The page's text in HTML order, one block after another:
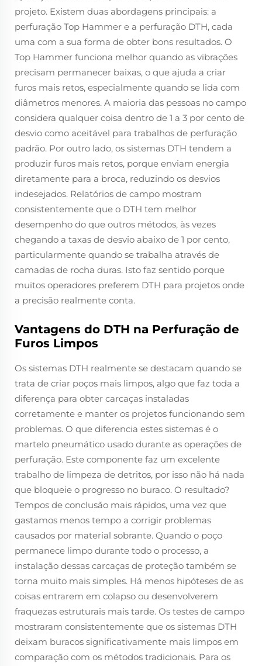
projeto. Existem duas abordagens principais: a
perfuração Top Hammer e a perfuração DTH, cada
uma com a sua forma de obter bons resultados. O
Top Hammer funciona melhor quando as vibrações
precisam permanecer baixas, o que ajuda a criar
furos mais retos, especialmente quando se lida com
diâmetros menores. A maioria das pessoas no campo
considera qualquer coisa dentro de 1 a 3 por cento de
desvio como aceitável para trabalhos de perfuração
padrão. Por outro lado, os sistemas DTH tendem a
produzir furos mais retos, porque enviam energia
diretamente para a broca, reduzindo os desvios
indesejados. Relatórios de campo mostram
consistentemente que o DTH tem melhor
desempenho do que outros métodos, às vezes
chegando a taxas de desvio abaixo de 1 por cento,
particularmente quando se trabalha através de
camadas de rocha duras. Isto faz sentido porque
muitos operadores preferem DTH para projetos onde
a precisão realmente conta.
Vantagens do DTH na Perfuração de
Furos Limpos
Os sistemas DTH realmente se destacam quando se
trata de criar poços mais limpos, algo que faz toda a
diferença para obter carcaças instaladas
corretamente e manter os projetos funcionando sem
problemas. O que diferencia estes sistemas é o
martelo pneumático usado durante as operações de
perfuração. Este componente faz um excelente
trabalho de limpeza de detritos, por isso não há nada
que bloqueie o progresso no buraco. O resultado?
Tempos de conclusão mais rápidos, uma vez que
gastamos menos tempo a corrigir problemas
causados por material sobrante. Quando o poço
permanece limpo durante todo o processo, a
instalação dessas carcaças de proteção também se
torna muito mais simples. Há menos hipóteses de as
coisas entrarem em colapso ou desenvolverem
fraquezas estruturais mais tarde. Os testes de campo
mostraram consistentemente que os sistemas DTH
deixam buracos significativamente mais limpos em
comparação com os métodos tradicionais. Para os